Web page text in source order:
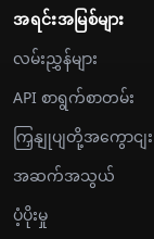
အရင်းအမြစ်များ
လမ်းညွှန်များ
API စာရွက်စာတမ်း
ကြှနျုပျတို့အကွောငျး
အဆက်အသွယ်
ပံ့ပိုးမှု